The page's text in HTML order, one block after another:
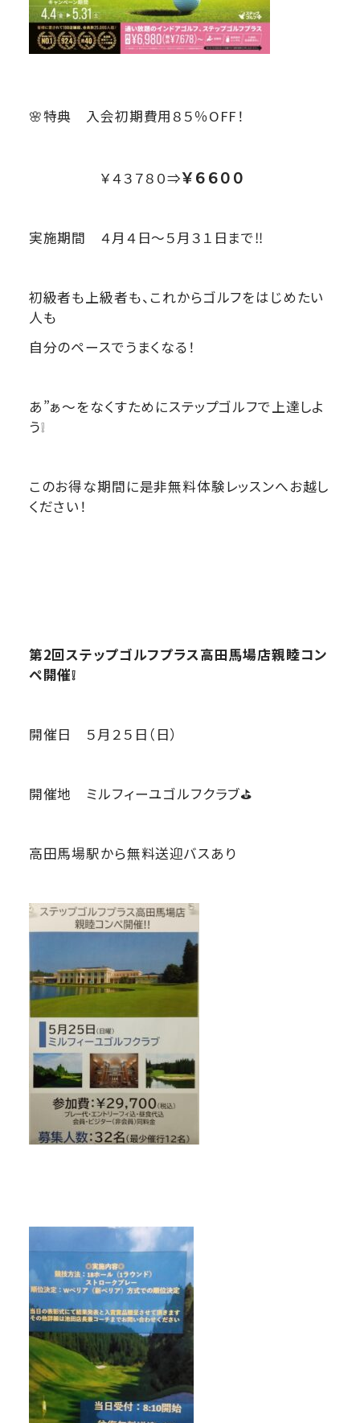
🌸特典 入会初期費用８５％OFF！
￥４３７８０⇒￥６６００
実施期間 ４月４日～５月３１日まで‼
初級者も上級者も、これからゴルフをはじめたい
人も
自分のペースでうまくなる！
あ”ぁ～をなくすためにステップゴルフで上達しよ
う❕
このお得な期間に是非無料体験レッスンへお越し
ください！
第2回ステップゴルフプラス高田馬場店親睦コン
ペ開催❕
開催日 ５月２５日（日）
開催地 ミルフィーユゴルフクラブ⛳
高田馬場駅から無料送迎バスあり